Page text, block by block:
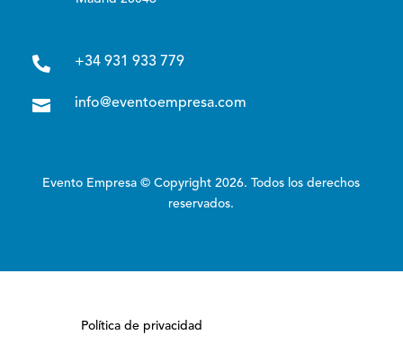
 +34 931 933 779
 info@eventoempresa.com
Evento Empresa © Copyright 2026. Todos los derechos
reservados.
Política de privacidad